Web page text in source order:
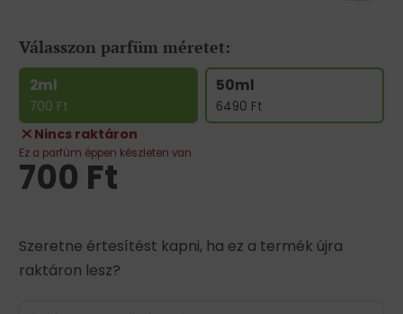
Válasszon parfüm méretet:
2ml
700 Ft
50ml
6490 Ft
Nincs raktáron
Ez a parfüm éppen készleten van
700 Ft
Szeretne értesítést kapni, ha ez a termék újra
raktáron lesz?